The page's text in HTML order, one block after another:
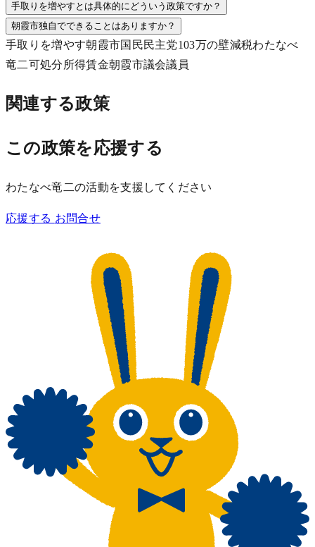
手取りを増やすとは具体的にどういう政策ですか？
朝霞市独自でできることはありますか？
手取りを増やす朝霞市国民民主党103万の壁減税わたなべ
竜二可処分所得賃金朝霞市議会議員
関連する政策
この政策を応援する
わたなべ竜二の活動を支援してください
応援する お問合せ